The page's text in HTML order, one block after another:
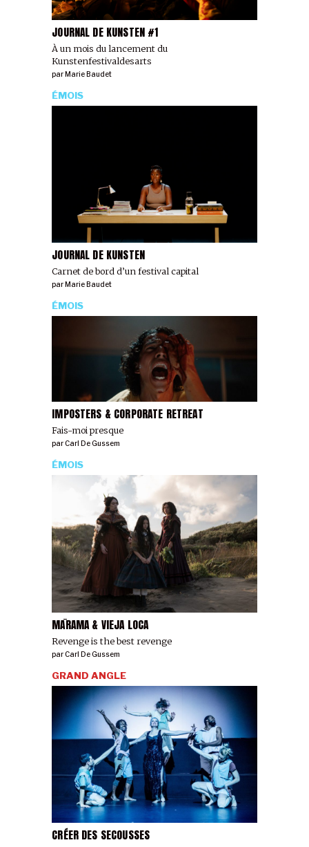
JOURNAL DE KUNSTEN #1
À un mois du lancement du
Kunstenfestivaldesarts
parMarie Baudet
JOURNAL DE KUNSTEN
Carnet de bord d’un festival capital
ÉMOIS
par Marie Baudet
IMPOSTERS & CORPORATE RETREAT
Fais-moi presque
ÉMOIS
parCarl De Gussem
MĀRAMA & VIEJA LOCA
Revenge is the best revenge
ÉMOIS
parCarl De Gussem
CRÉER DES SECOUSSES
GRAND ANGLE